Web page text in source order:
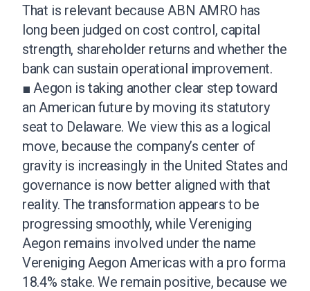
That is relevant because ABN AMRO has
long been judged on cost control, capital
strength, shareholder returns and whether the
bank can sustain operational improvement.
■ Aegon is taking another clear step toward
an American future by moving its statutory
seat to Delaware. We view this as a logical
move, because the company’s center of
gravity is increasingly in the United States and
governance is now better aligned with that
reality. The transformation appears to be
progressing smoothly, while Vereniging
Aegon remains involved under the name
Vereniging Aegon Americas with a pro forma
18.4% stake. We remain positive, because we